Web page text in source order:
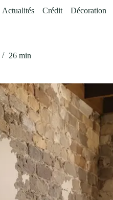
Actualités Crédit Décoration
26 min